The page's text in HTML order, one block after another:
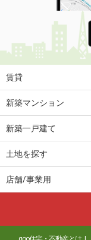
賃貸
新築マンション
新築一戸建て
土地を探す
店舗/事業用